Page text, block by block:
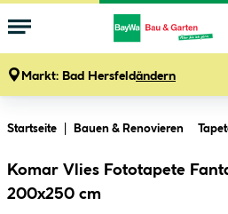
Markt: Bad Hersfeldändern
Startseite Bauen & Renovieren
Komar Vlies Fototapete
200x250 cm